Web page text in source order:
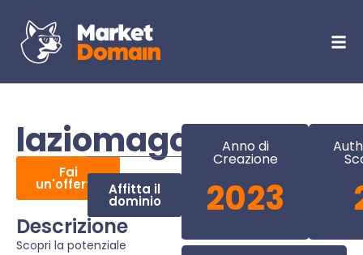
laziomagazine.it
Fai
un'offerta Affitta il
dominio
Descrizione
Scopri la potenziale
Anno di
Creazione
2023